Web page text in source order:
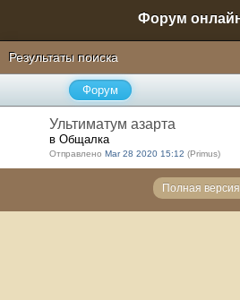
Результаты поиска
Форум
Ультиматум азарта
в Общалка
Отправлено Mar 28 2020 15:12 (Primus)
Полная версия